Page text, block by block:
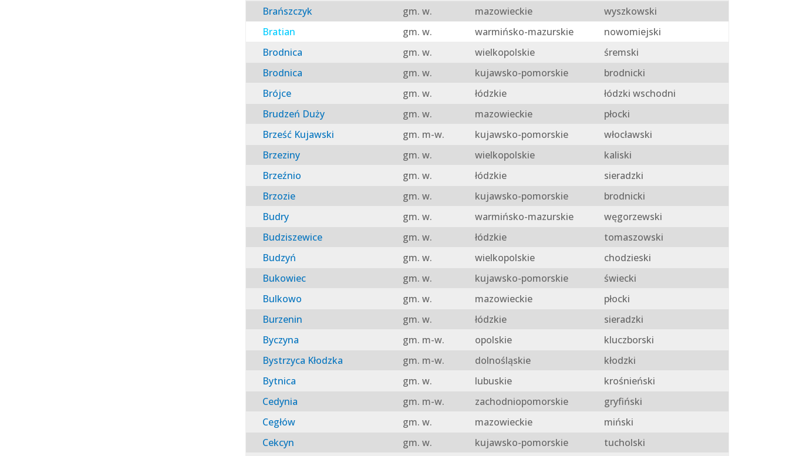
Brańszczyk
gm. w. mazowieckie
wyszkowski
Bratian
gm. w. warmińsko-mazurskie
nowomiejski
Brodnica
gm. w. wielkopolskie
śremski
Brodnica
gm. w. kujawsko-pomorskie
brodnicki
Brójce
gm. w. łódzkie
łódzki wschodni
Brudzeń Duży
gm. w. mazowieckie
płocki
Brześć Kujawski
gm. m-w. kujawsko-pomorskie
włocławski
Brzeziny
gm. w. wielkopolskie
kaliski
Brzeźnio
gm. w. łódzkie
sieradzki
Brzozie
gm. w. kujawsko-pomorskie
brodnicki
Budry
gm. w. warmińsko-mazurskie
węgorzewski
Budziszewice
gm. w. łódzkie
tomaszowski
Budzyń
gm. w. wielkopolskie
chodzieski
Bukowiec
gm. w. kujawsko-pomorskie
świecki
Bulkowo
gm. w. mazowieckie
płocki
Burzenin
gm. w. łódzkie
sieradzki
Byczyna
gm. m-w. opolskie
kluczborski
Bystrzyca Kłodzka
gm. m-w. dolnośląskie
kłodzki
Bytnica
gm. w. lubuskie
krośnieński
Cedynia
gm. m-w. zachodniopomorskie
gryfiński
Cegłów
gm. w. mazowieckie
miński
Cekcyn
gm. w. kujawsko-pomorskie
tucholski